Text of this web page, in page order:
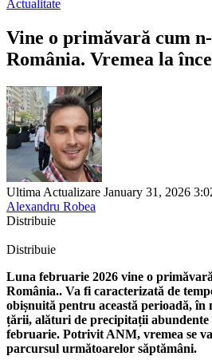
Actualitate
Vine o primăvară cum
România. Vremea la
Ultima Actualizare January 31, 2026
Alexandru Robea
Distribuie
Distribuie
Luna februarie 2026 vine o
România.. Va fi caracterizată de
obișnuită pentru această perioadă,
țării, alături de precipitații
februarie. Potrivit ANM, vremea se
parcursul următoarelor săptămâni.